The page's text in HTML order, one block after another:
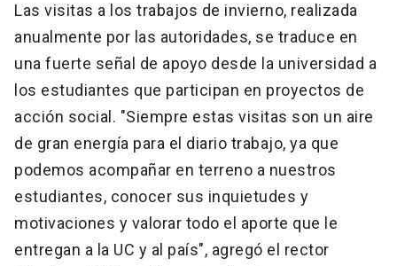
Las visitas a los trabajos de invierno, realizada
anualmente por las autoridades, se traduce en
una fuerte señal de apoyo desde la universidad a
los estudiantes que participan en proyectos de
acción social. "Siempre estas visitas son un aire
de gran energía para el diario trabajo, ya que
podemos acompañar en terreno a nuestros
estudiantes, conocer sus inquietudes y
motivaciones y valorar todo el aporte que le
entregan a la UC y al país", agregó el rector